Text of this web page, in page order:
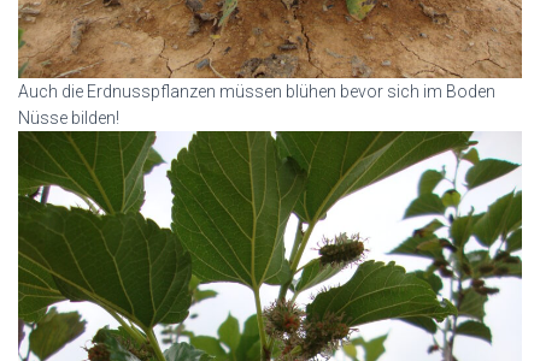
Auch die Erdnusspflanzen müssen blühen bevor sich im Boden
Nüsse bilden!